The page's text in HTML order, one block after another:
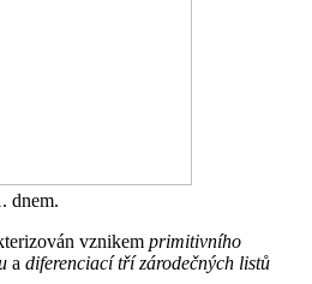
dnem.
vznikem primitivního
a diferenciací tří zárodečných listů